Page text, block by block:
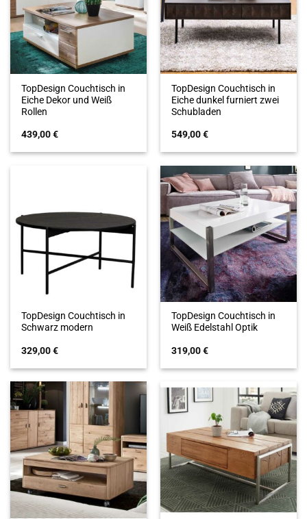
TopDesign Couchtisch in
Eiche Dekor und Weiß
Rollen
439,00€
TopDesign Couchtisch in
Eiche dunkel furniert zwei
Schubladen
549,00€
TopDesign Couchtisch in
Schwarz modern
329,00€
TopDesign Couchtisch in
Weiß Edelstahl Optik
319,00€